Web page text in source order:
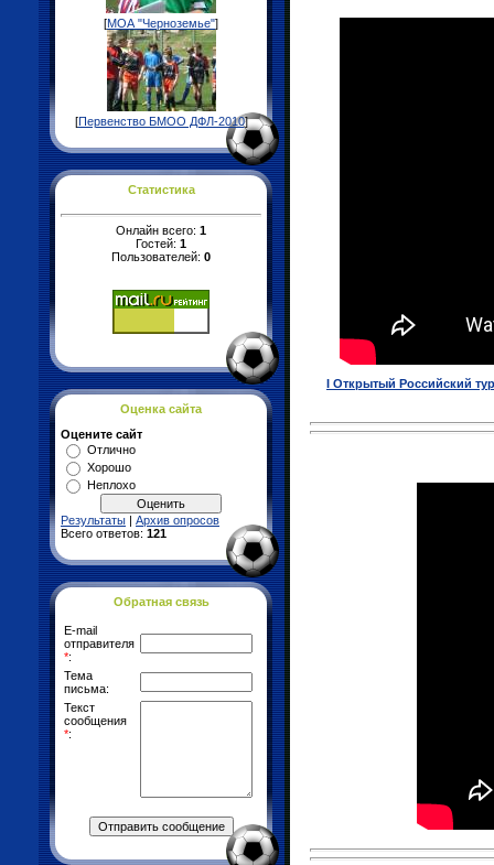
[МОА "Черноземье"]
[Первенство БМОО ДФЛ-2010]
Статистика
Онлайн всего: 1
Гостей: 1
Пользователей: 0
Оценка сайта
Оцените сайт
Отлично
Хорошо
Неплохо
Результаты | Архив опросов
Всего ответов: 121
Обратная связь
E-mail
отправителя
*:
Тема
письма:
Текст
сообщения
*:
I Открытый Российский